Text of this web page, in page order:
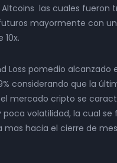
las cuales fueron
mayormente con un
Loss pomedio alcanzado
considerando que la
mercado cripto se
volatilidad, la cual se
mas hacia el cierre de